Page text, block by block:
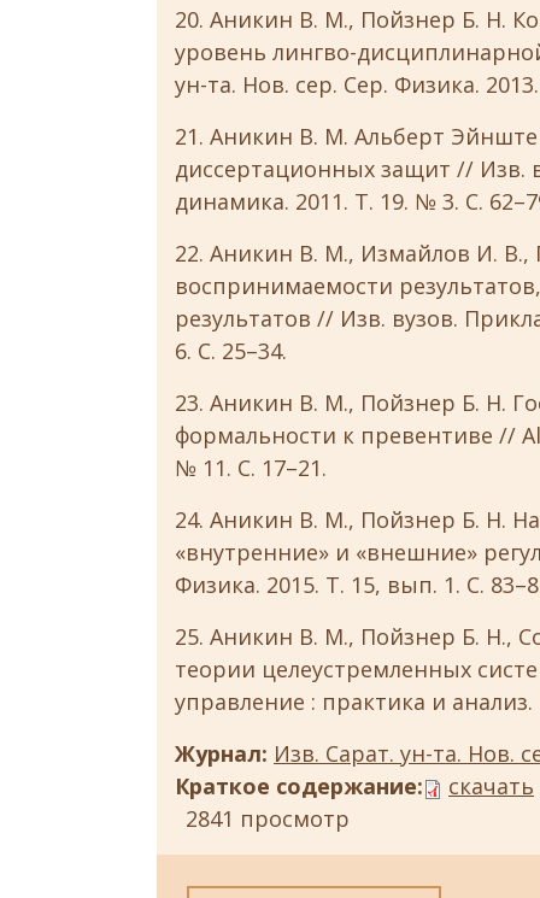
20. Аникин В. М., Пойзнер Б. Н.
уровень лингво-
ун-та. Нов. сер. Сер. Физика.
21. Аникин В. М. Альберт
диссертационных защит // Изв.
динамика. 2011. Т. 19. № 3. С.
22. Аникин В. М., Измайлов И. В.,
воспринимаемости
результатов // Изв. вузов.
6. С. 25–34.
23. Аникин В. М., Пойзнер Б. Н.
формальности к превентиве //
№ 11. С. 17–21.
24. Аникин В. М., Пойзнер Б. Н.
«внутренние» и «внешние»
Физика. 2015. Т. 15, вып. 1. С.
25. Аникин В. М., Пойзнер Б. Н.,
теории целеустремленных
управление : практика и анализ.
Журнал: Изв. Сарат. ун-та. Нов.
Краткое содержание:
скачать
2841 просмотр